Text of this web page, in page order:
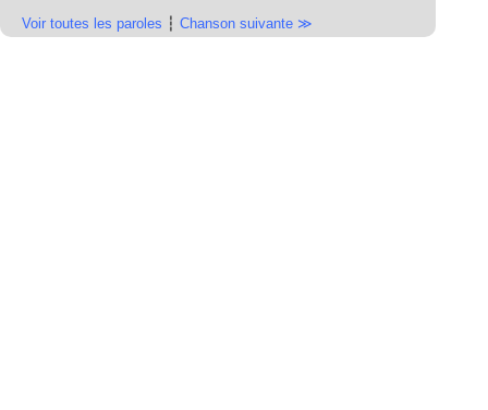
Voir toutes les paroles ┆ Chanson suivante ≫